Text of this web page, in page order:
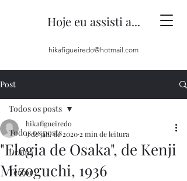
Hoje eu assisti a...
hikafigueiredo@hotmail.com
Post
Todos os posts
Drama
Terror
Todos os posts
"Elegia de Osaka", de Kenji
Mizoguchi, 1936
hikafigueiredo
9 de jan. de 2020 2 min de leitura